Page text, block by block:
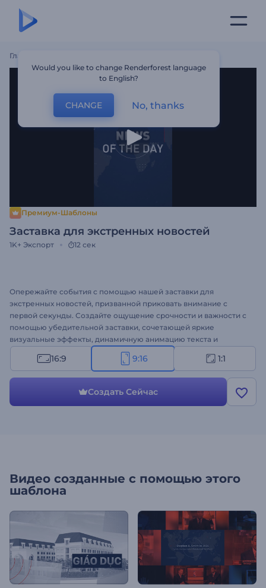
Главная
Премиум-Шаблоны
Заставка для экстренных новостей
1K+ Экспорт 12 сек
Опережайте события с помощью нашей заставки для
экстренных новостей, призванной приковать внимание с
первой секунды. Создайте ощущение срочности и важности с
помощью убедительной заставки, сочетающей яркие
визуальные эффекты, динамичную анимацию текста и
поразительные переходы. Настройте шаблон с помощью
изображений, видео, текста и фоновой музыки, чтобы ваш
мировые или местные новости, этот шаблон - эффективный
способ представить последние новости и увлечь аудиторию.
16:9 9:16 1:1
Создать Сейчас
Видео созданные с помощью этого
шаблона
Would you like to change Renderforest language
to English?
CHANGE No, thanks